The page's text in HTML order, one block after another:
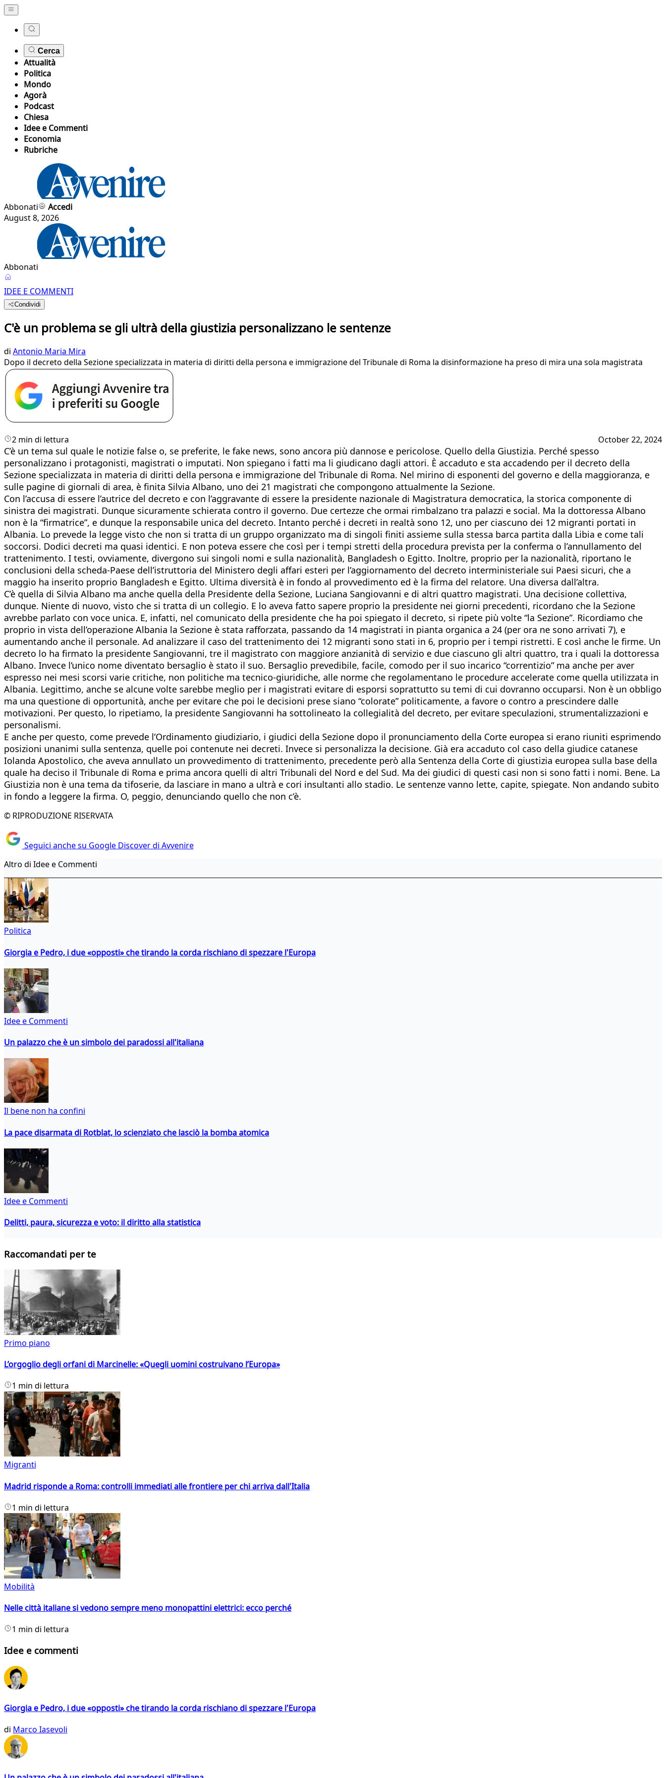
Cerca
Attualità
Politica
Mondo
Agorà
Podcast
Chiesa
Idee e Commenti
Economia
Rubriche
Abbonati
Accedi
August 8, 2026
Abbonati
IDEE E COMMENTI
Condividi
C'è un problema se gli ultrà della giustizia personalizzano le sentenze
di Antonio Maria Mira
Dopo il decreto della Sezione specializzata in materia di diritti della persona e immigrazione del Tribunale di Roma la disinformazione ha preso di mira una sola magistrata
2 min di lettura October 22, 2024
C’è un tema sul quale le notizie false o, se preferite, le fake news, sono ancora più dannose e pericolose. Quello della Giustizia. Perché spesso
personalizzano i protagonisti, magistrati o imputati. Non spiegano i fatti ma li giudicano dagli attori. È accaduto e sta accadendo per il decreto della
Sezione specializzata in materia di diritti della persona e immigrazione del Tribunale di Roma. Nel mirino di esponenti del governo e della maggioranza, e
sulle pagine di giornali di area, è finita Silvia Albano, uno dei 21 magistrati che compongono attualmente la Sezione.
Con l’accusa di essere l’autrice del decreto e con l’aggravante di essere la presidente nazionale di Magistratura democratica, la storica componente di
sinistra dei magistrati. Dunque sicuramente schierata contro il governo. Due certezze che ormai rimbalzano tra palazzi e social. Ma la dottoressa Albano
non è la “firmatrice”, e dunque la responsabile unica del decreto. Intanto perché i decreti in realtà sono 12, uno per ciascuno dei 12 migranti portati in
Albania. Lo prevede la legge visto che non si tratta di un gruppo organizzato ma di singoli finiti assieme sulla stessa barca partita dalla Libia e come tali
soccorsi. Dodici decreti ma quasi identici. E non poteva essere che così per i tempi stretti della procedura prevista per la conferma o l’annullamento del
trattenimento. I testi, ovviamente, divergono sui singoli nomi e sulla nazionalità, Bangladesh o Egitto. Inoltre, proprio per la nazionalità, riportano le
conclusioni della scheda-Paese dell’istruttoria del Ministero degli affari esteri per l’aggiornamento del decreto interministeriale sui Paesi sicuri, che a
maggio ha inserito proprio Bangladesh e Egitto. Ultima diversità è in fondo al provvedimento ed è la firma del relatore. Una diversa dall’altra.
C’è quella di Silvia Albano ma anche quella della Presidente della Sezione, Luciana Sangiovanni e di altri quattro magistrati. Una decisione collettiva,
dunque. Niente di nuovo, visto che si tratta di un collegio. E lo aveva fatto sapere proprio la presidente nei giorni precedenti, ricordano che la Sezione
avrebbe parlato con voce unica. E, infatti, nel comunicato della presidente che ha poi spiegato il decreto, si ripete più volte “la Sezione”. Ricordiamo che
proprio in vista dell’operazione Albania la Sezione è stata rafforzata, passando da 14 magistrati in pianta organica a 24 (per ora ne sono arrivati 7), e
aumentando anche il personale. Ad analizzare il caso del trattenimento dei 12 migranti sono stati in 6, proprio per i tempi ristretti. E così anche le firme. Un
decreto lo ha firmato la presidente Sangiovanni, tre il magistrato con maggiore anzianità di servizio e due ciascuno gli altri quattro, tra i quali la dottoressa
Albano. Invece l’unico nome diventato bersaglio è stato il suo. Bersaglio prevedibile, facile, comodo per il suo incarico “correntizio” ma anche per aver
espresso nei mesi scorsi varie critiche, non politiche ma tecnico-giuridiche, alle norme che regolamentano le procedure accelerate come quella utilizzata in
Albania. Legittimo, anche se alcune volte sarebbe meglio per i magistrati evitare di esporsi soprattutto su temi di cui dovranno occuparsi. Non è un obbligo
ma una questione di opportunità, anche per evitare che poi le decisioni prese siano “colorate” politicamente, a favore o contro a prescindere dalle
motivazioni. Per questo, lo ripetiamo, la presidente Sangiovanni ha sottolineato la collegialità del decreto, per evitare speculazioni, strumentalizzazioni e
personalismi.
E anche per questo, come prevede l’Ordinamento giudiziario, i giudici della Sezione dopo il pronunciamento della Corte europea si erano riuniti esprimendo
posizioni unanimi sulla sentenza, quelle poi contenute nei decreti. Invece si personalizza la decisione. Già era accaduto col caso della giudice catanese
Iolanda Apostolico, che aveva annullato un provvedimento di trattenimento, precedente però alla Sentenza della Corte di giustizia europea sulla base della
quale ha deciso il Tribunale di Roma e prima ancora quelli di altri Tribunali del Nord e del Sud. Ma dei giudici di questi casi non si sono fatti i nomi. Bene. La
Giustizia non è una tema da tifoserie, da lasciare in mano a ultrà e cori insultanti allo stadio. Le sentenze vanno lette, capite, spiegate. Non andando subito
in fondo a leggere la firma. O, peggio, denunciando quello che non c’è.
© RIPRODUZIONE RISERVATA
Seguici anche su Google Discover di Avvenire
Altro di Idee e Commenti
Politica
Giorgia e Pedro, i due «opposti» che tirando la corda rischiano di spezzare l'Europa
Idee e Commenti
Un palazzo che è un simbolo dei paradossi all'italiana
Il bene non ha confini
La pace disarmata di Rotblat, lo scienziato che lasciò la bomba atomica
Idee e Commenti
Delitti, paura, sicurezza e voto: il diritto alla statistica
Raccomandati per te
Primo piano
L’orgoglio degli orfani di Marcinelle: «Quegli uomini costruivano l’Europa»
1 min di lettura
Migranti
Madrid risponde a Roma: controlli immediati alle frontiere per chi arriva dall'Italia
1 min di lettura
Mobilità
Nelle città italiane si vedono sempre meno monopattini elettrici: ecco perché
1 min di lettura
Idee e commenti
Giorgia e Pedro, i due «opposti» che tirando la corda rischiano di spezzare l'Europa
di Marco Iasevoli